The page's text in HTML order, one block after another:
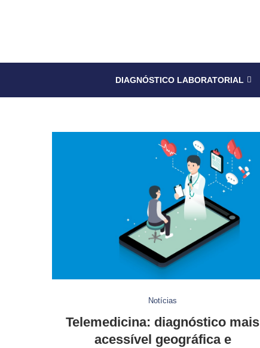
DIAGNÓSTICO LABORATORIAL
Notícias
Telemedicina: diagnóstico mais
acessível geográfica e